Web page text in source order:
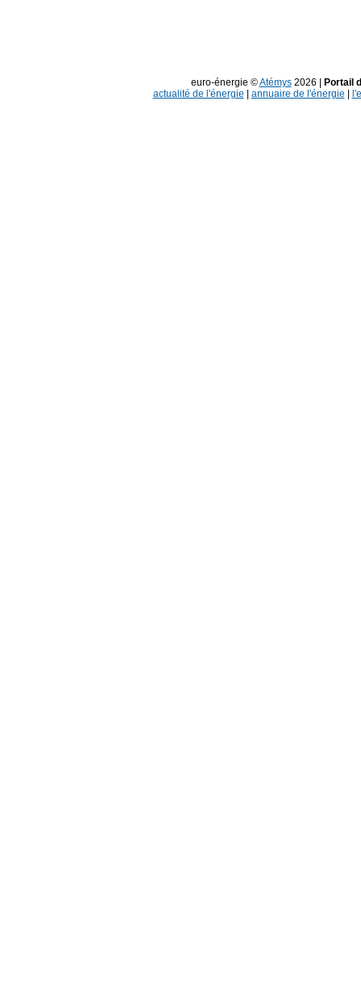
euro-énergie ©Atémys2026 |
Portail
actualité de l'énergie
annuaire de l'énergie